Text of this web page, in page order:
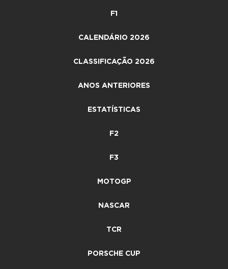
F1
CALENDÁRIO 2026
CLASSIFICAÇÃO 2026
ANOS ANTERIORES
ESTATÍSTICAS
F2
F3
MOTOGP
NASCAR
TCR
PORSCHE CUP